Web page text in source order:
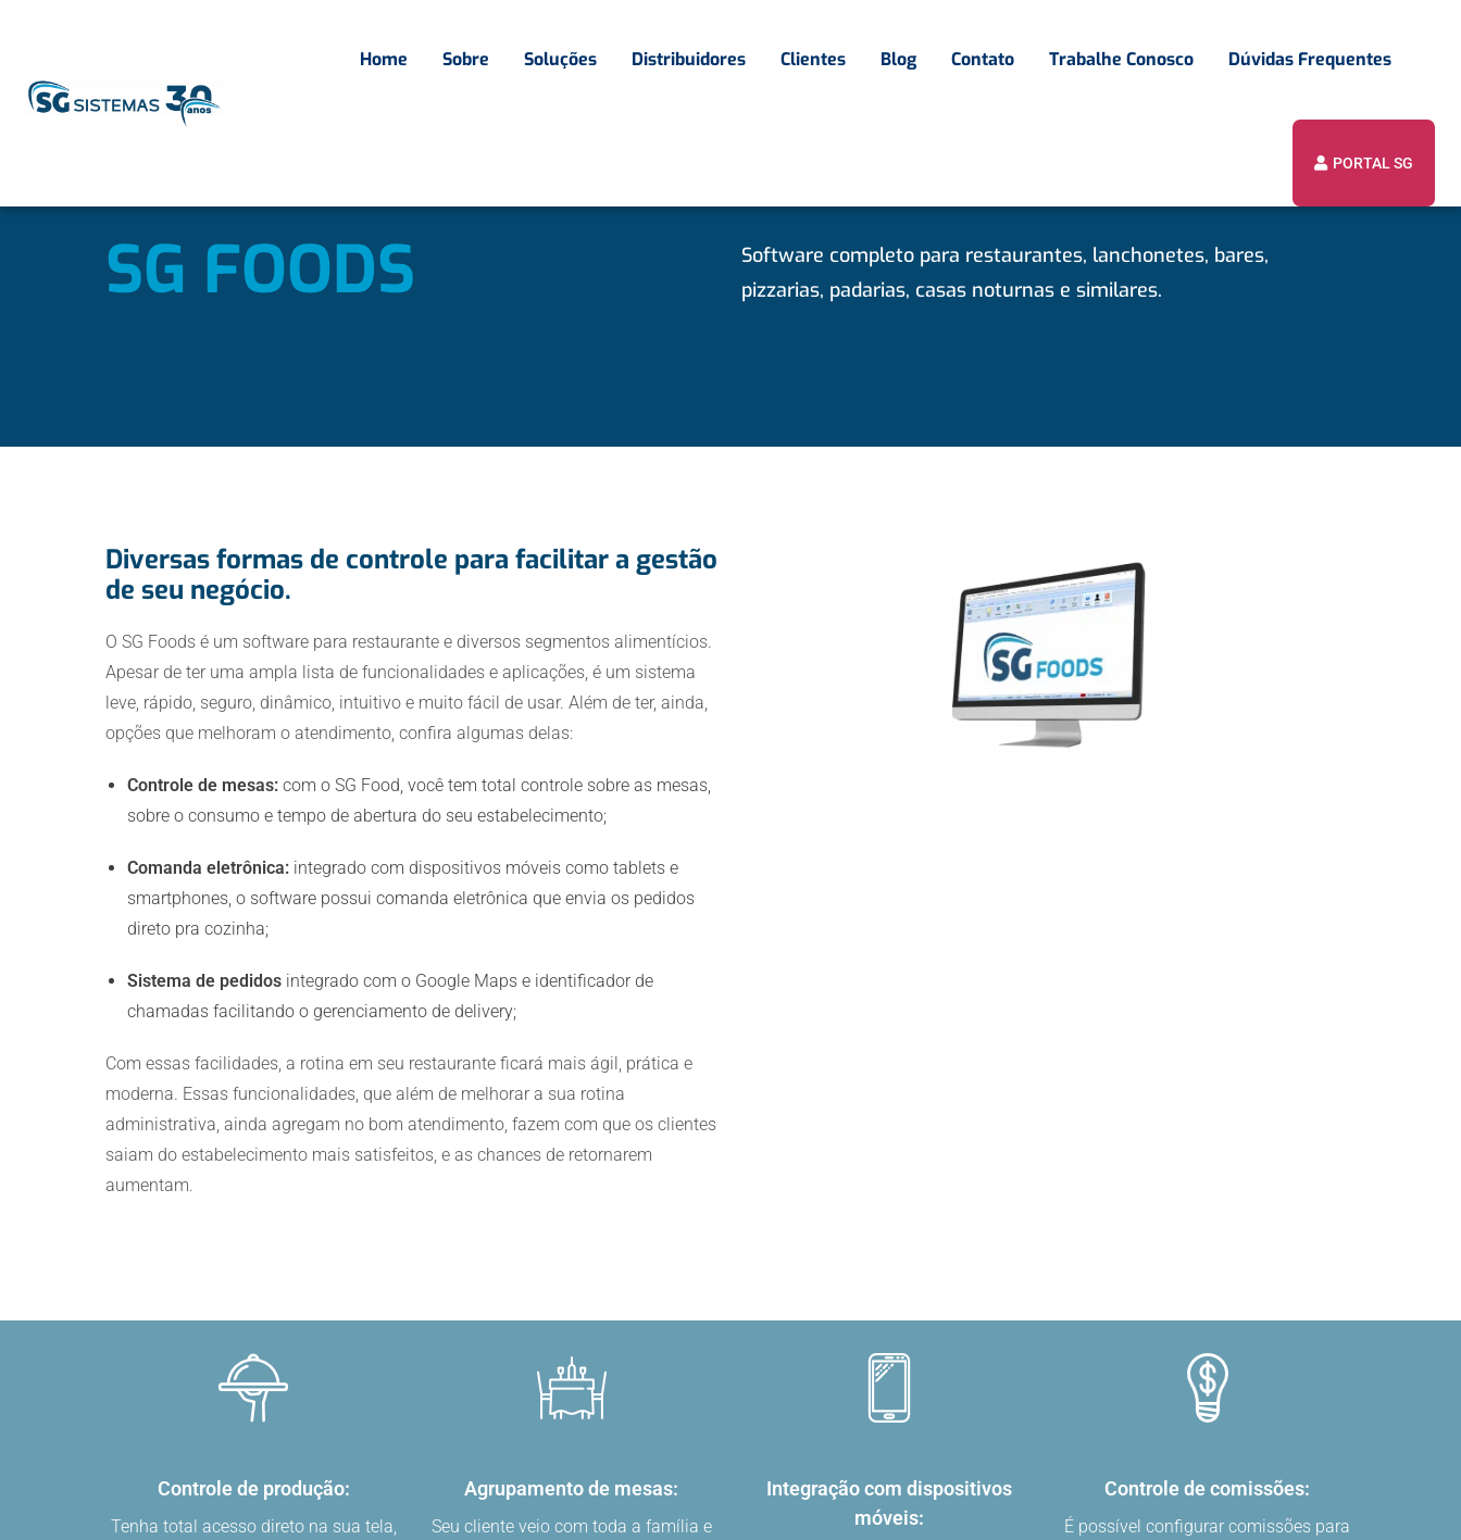
Home Sobre Soluções Distribuidores Clientes Blog Contato Trabalhe Conosco Dúvidas Frequentes
PORTAL SG
Home»SG Foods
SG FOODS
Software completo para restaurantes, lanchonetes, bares,
pizzarias, padarias, casas noturnas e similares.
Diversas formas de controle para facilitar a gestão
de seu negócio.
O SG Foods é um software para restaurante e diversos segmentos alimentícios.
Apesar de ter uma ampla lista de funcionalidades e aplicações, é um sistema
leve, rápido, seguro, dinâmico, intuitivo e muito fácil de usar. Além de ter, ainda,
opções que melhoram o atendimento, confira algumas delas:
Controle de mesas: com o SG Food, você tem total controle sobre as mesas,
sobre o consumo e tempo de abertura do seu estabelecimento;
Comanda eletrônica: integrado com dispositivos móveis como tablets e
smartphones, o software possui comanda eletrônica que envia os pedidos
direto pra cozinha;
Sistema de pedidos integrado com o Google Maps e identificador de
chamadas facilitando o gerenciamento de delivery;
Com essas facilidades, a rotina em seu restaurante ficará mais ágil, prática e
moderna. Essas funcionalidades, que além de melhorar a sua rotina
administrativa, ainda agregam no bom atendimento, fazem com que os clientes
saiam do estabelecimento mais satisfeitos, e as chances de retornarem
aumentam.
Controle de produção:
Tenha total acesso direto na sua tela,
Agrupamento de mesas:
Seu cliente veio com toda a família e
Integração com dispositivos
móveis:
Controle de comissões:
É possível configurar comissões para